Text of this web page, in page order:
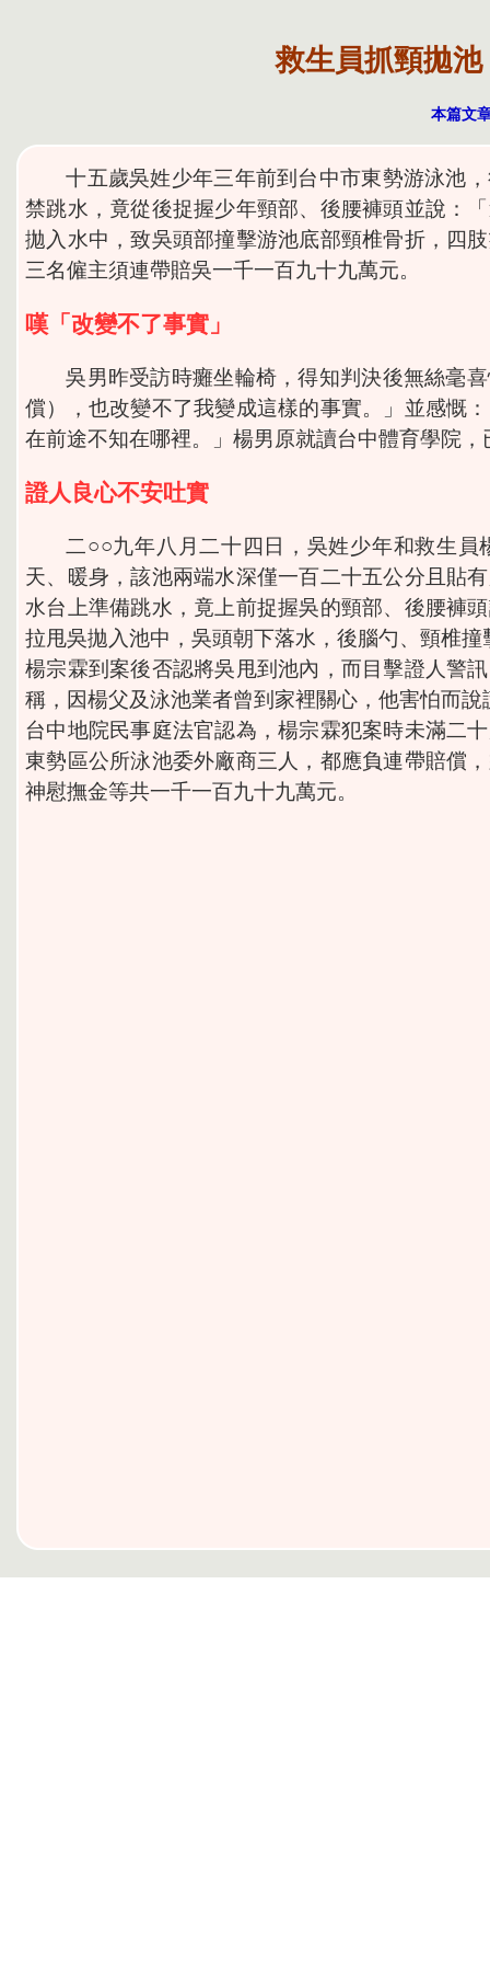
救生員抓頸拋
本篇文
十五歲吳姓少年三年前到台中市東勢游泳池
禁跳水，竟從後捉握少年頸部、後腰褲頭並說：
拋入水中，致吳頭部撞擊游池底部頸椎骨折，四
三名僱主須連帶賠吳一千一百九十九萬元。
嘆「改變不了事實」
吳男昨受訪時癱坐輪椅，得知判決後無絲毫
償），也改變不了我變成這樣的事實。」並感慨
在前途不知在哪裡。」楊男原就讀台中體育學院
證人良心不安吐實
二○○九年八月二十四日，吳姓少年和救生
天、暖身，該池兩端水深僅一百二十五公分且貼
水台上準備跳水，竟上前捉握吳的頸部、後腰褲
拉甩吳拋入池中，吳頭朝下落水，後腦勺、頸椎
楊宗霖到案後否認將吳甩到池內，而目擊證人警
稱，因楊父及泳池業者曾到家裡關心，他害怕而
台中地院民事庭法官認為，楊宗霖犯案時未滿二
東勢區公所泳池委外廠商三人，都應負連帶賠償
神慰撫金等共一千一百九十九萬元。